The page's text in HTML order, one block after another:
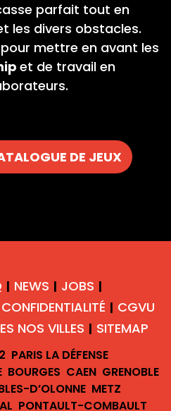
parfait tout en
les divers obstacles.
mettre en avant les
et de travail en
DE JEUX
| NEWS | JOBS |
CONFIDENTIALITÉ | CGVU
NOS VILLES | SITEMAP
PARIS LA DÉFENSE
BOURGES CAEN GRENOBLE
D’OLONNE METZ
PONTAULT-COMBAULT